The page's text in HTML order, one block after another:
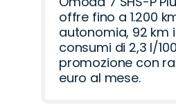
offre fino a 1.200
autonomia, 92 km
consumi di 2,3 l/
promozione con
euro al mese.